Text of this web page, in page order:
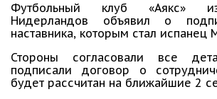
Футбольный клуб «Аякс»
Нидерландов объявил о
наставника, которым стал испанец
Стороны согласовали все
подписали договор о
будет рассчитан на ближайшие 2